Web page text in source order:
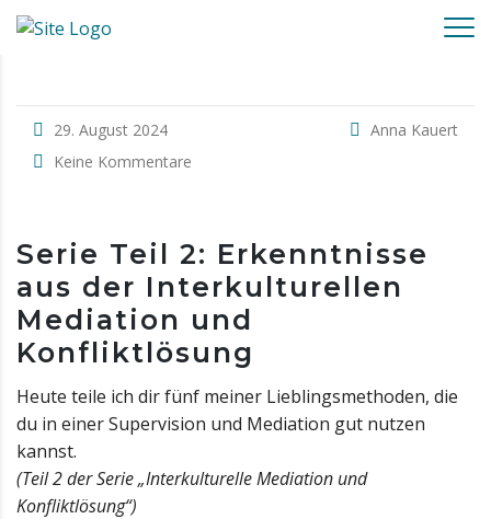
29. August 2024
Anna Kauert
Keine Kommentare
Serie Teil 2: Erkenntnisse
aus der Interkulturellen
Mediation und
Konfliktlösung
Heute teile ich dir fünf meiner Lieblingsmethoden, die
du in einer Supervision und Mediation gut nutzen
kannst.
(Teil 2 der Serie „Interkulturelle Mediation und
Konfliktlösung“)